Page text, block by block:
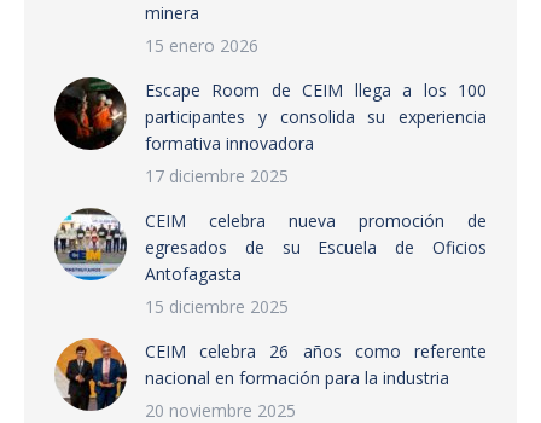
minera
15 enero 2026
Escape Room de CEIM llega a los 100
participantes y consolida su experiencia
formativa innovadora
17 diciembre 2025
CEIM celebra nueva promoción de
egresados de su Escuela de Oficios
Antofagasta
15 diciembre 2025
CEIM celebra 26 años como referente
nacional en formación para la industria
20 noviembre 2025